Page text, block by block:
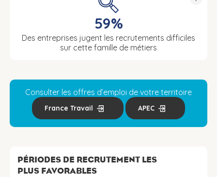
59%
Des entreprises jugent les recrutements difficiles
sur cette famille de métiers
Consulter les offres d’emploi de votre territoire
France Travail APEC
PÉRIODES DE RECRUTEMENT LES
PLUS FAVORABLES